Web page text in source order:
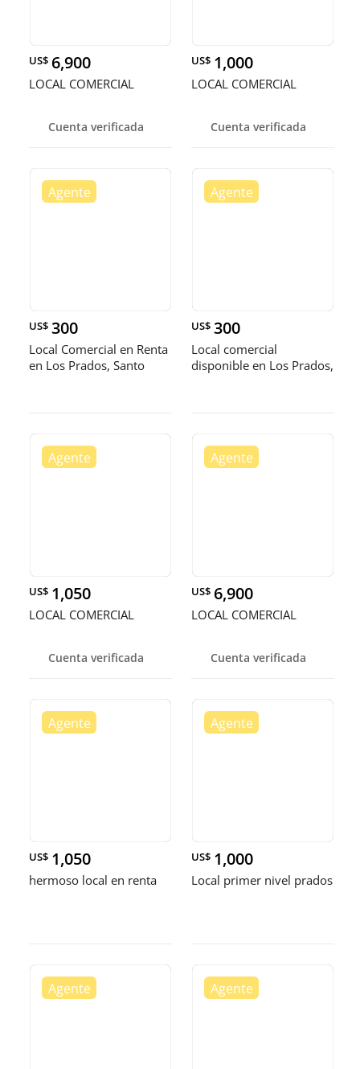
US$ 6,900
LOCAL COMERCIAL
Cuenta verificada
US$ 1,000
LOCAL COMERCIAL
Cuenta verificada
US$ 300
Local Comercial en Renta
en Los Prados, Santo
US$ 300
Local comercial
disponible en Los Prados,
US$ 1,050
LOCAL COMERCIAL
Cuenta verificada
US$ 6,900
LOCAL COMERCIAL
Cuenta verificada
US$ 1,050
hermoso local en renta
US$ 1,000
Local primer nivel prados